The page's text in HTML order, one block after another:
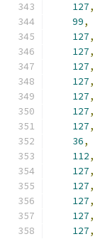
127,
99,
127,
127,
127,
127,
127,
127,
127,
36,
112,
127,
127,
127,
127,
127,